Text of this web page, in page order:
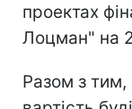
проектах
Лоцман" на
Разом з тим,